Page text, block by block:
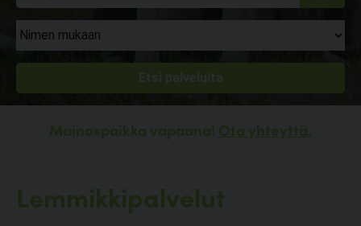
Mainospaikka vapaana! Ota yhteyttä.
Lemmikkipalvelut